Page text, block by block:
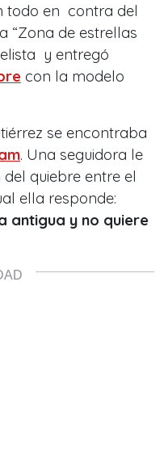
todo en contra del
“Zona de estrellas
y entregó
con la modelo
se encontraba
. Una seguidora le
quiebre entre el
ella responde:
antigua y no quiere